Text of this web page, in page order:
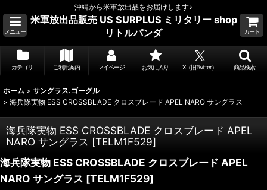
沖縄から米軍放出品をお届けします♪
メニュー
米軍放出品販売 US SURPLUS ミリタリー shop
リトルパンダ
カート
カテゴリ ご利用案内 マイページ お気に入り X（旧Twitter） 商品検索
ホーム > サングラス.ゴーグル
> 海兵隊実物 ESS CROSSBLADE クロスブレード APEL NARO サングラス
海兵隊実物 ESS CROSSBLADE クロスブレード APEL
NARO サングラス [TELM1F529]
海兵隊実物 ESS CROSSBLADE クロスブレード APEL
NARO サングラス [TELM1F529]